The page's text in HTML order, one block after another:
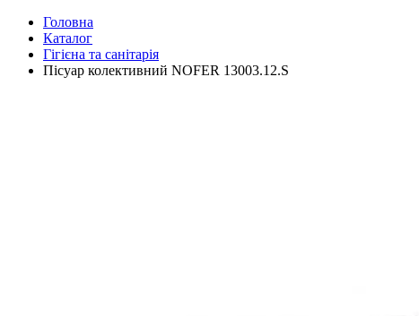
Головна
Каталог
Гігієна та санітарія
Пісуар колективний NOFER 13003.12.S